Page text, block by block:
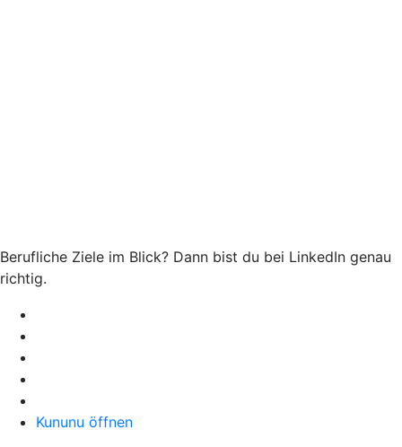
Berufliche Ziele im Blick? Dann bist du bei LinkedIn genau
richtig.
Kununu öffnen